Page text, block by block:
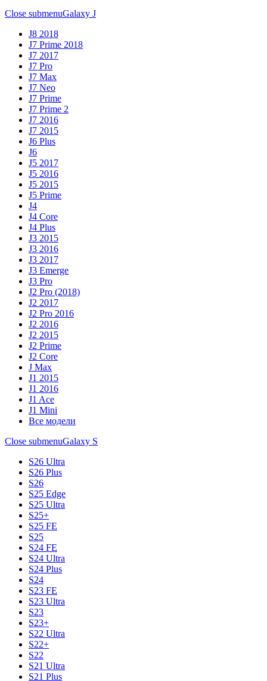
Close submenuGalaxy J
J8 2018
J7 Prime 2018
J7 2017
J7 Pro
J7 Max
J7 Neo
J7 Prime
J7 Prime 2
J7 2016
J7 2015
J6 Plus
J6
J5 2017
J5 2016
J5 2015
J5 Prime
J4
J4 Core
J4 Plus
J3 2015
J3 2016
J3 2017
J3 Emerge
J3 Pro
J2 Pro (2018)
J2 2017
J2 Pro 2016
J2 2016
J2 2015
J2 Prime
J2 Core
J Max
J1 2015
J1 2016
J1 Ace
J1 Mini
Все модели
Close submenuGalaxy S
S26 Ultra
S26 Plus
S26
S25 Edge
S25 Ultra
S25+
S25 FE
S25
S24 FE
S24 Ultra
S24 Plus
S24
S23 FE
S23 Ultra
S23
S23+
S22 Ultra
S22+
S22
S21 Ultra
S21 Plus